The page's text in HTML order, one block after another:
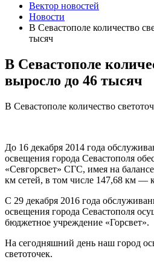
Вектор новостей
Новости
В Севастополе количество
тысяч
В Севастополе
выросло до 46 тысяч
В Севастополе количество
До 16 декабря 2014 года
освещения города Севастополя
«Севгорсвет» СГС, имея на
км сетей, в том числе 147,68 км —
С 29 декабря 2016 года
освещения города Севастополя
бюджетное учреждение «Горсвет».
На сегодняшний день наш город
светоточек.